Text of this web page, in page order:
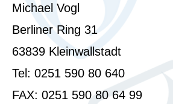
Michael Vogl
Berliner Ring 31
63839 Kleinwallstadt
Tel: 0251 590 80 640
FAX: 0251 590 80 64 99